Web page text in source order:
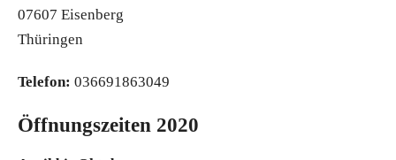
07607 Eisenberg
Thüringen
Telefon: 036691863049
Öffnungszeiten 2020